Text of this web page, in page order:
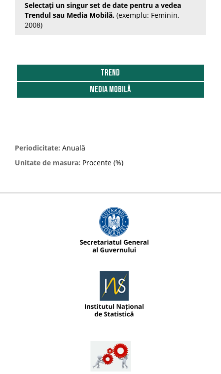
2015
2016
2018
Selectați un singur set de date pentru a vedea
Trendul sau Media Mobilă. (exemplu: Feminin,
2008)
Trend
Media Mobilă
Periodicitate: Anuală
Unitate de masura: Procente (%)